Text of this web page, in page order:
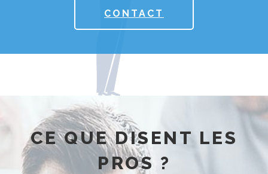
CONTACT
CE QUE DISENT LES
PROS ?